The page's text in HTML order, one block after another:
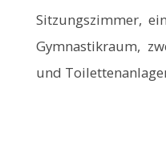
Sitzungszimmer,
Gymnastikraum,
und